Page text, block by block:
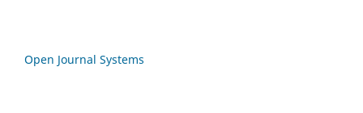
Open Journal Systems